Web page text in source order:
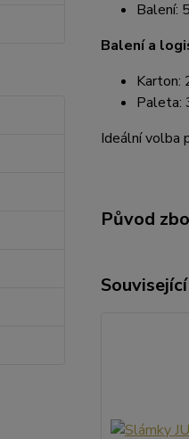
Balení:
Balení a
Karton:
Paleta:
Ideální volba
Původ